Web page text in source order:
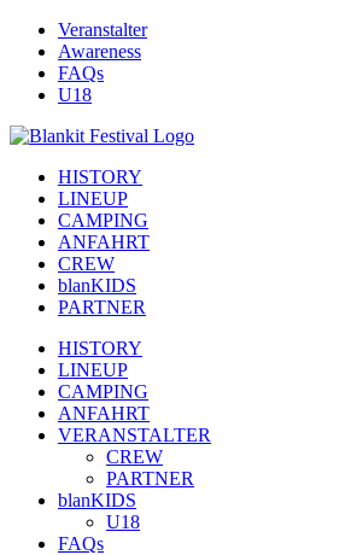
Zum
Inhalt
springen
Veranstalter
Awareness
FAQs
U18
HISTORY
LINEUP
CAMPING
ANFAHRT
CREW
blanKIDS
PARTNER
HISTORY
LINEUP
CAMPING
ANFAHRT
VERANSTALTER
CREW
PARTNER
blanKIDS
U18
FAQs